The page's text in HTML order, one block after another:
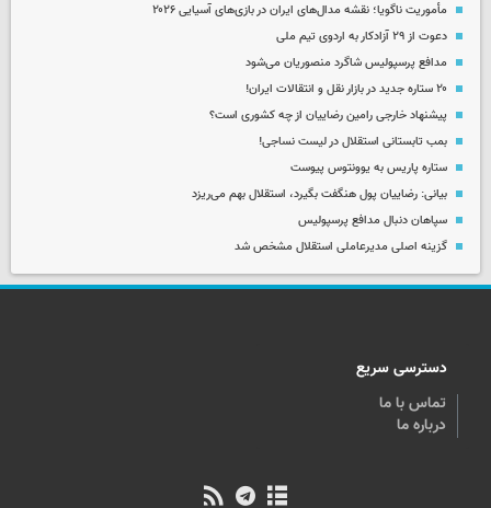
مأموریت ناگویا؛ نقشه مدال‌های ایران در بازی‌های آسیایی ۲۰۲۶
دعوت از ۲۹ آزادکار به اردوی تیم ملی
مدافع پرسپولیس شاگرد منصوریان می‌شود
۲۰ ستاره جدید در بازار نقل و انتقالات ایران!
پیشنهاد خارجی رامین رضاییان از چه کشوری است؟
بمب تابستانی استقلال در لیست نساجی!
ستاره پاریس به یوونتوس پیوست
بیانی: رضاییان پول هنگفت بگیرد، استقلال بهم می‌ریزد
سپاهان دنبال مدافع پرسپولیس
گزینه اصلی مدیرعاملی استقلال مشخص شد
دسترسی سریع
تماس با ما
درباره ما